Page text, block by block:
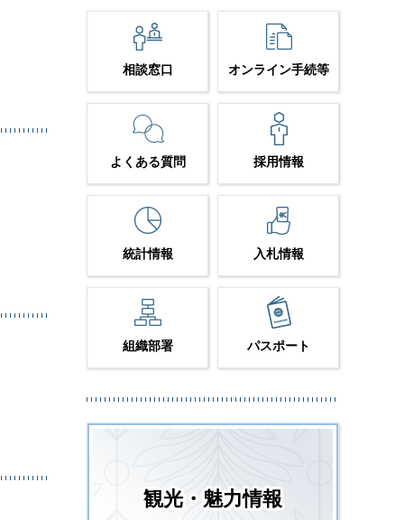
相談窓口 オンライン手続等
よくある質問 採用情報
統計情報 入札情報
組織部署 パスポート
観光・魅力情報